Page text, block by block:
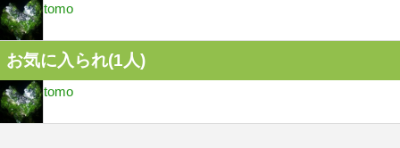
tomo
お気に入られ(1人)
tomo